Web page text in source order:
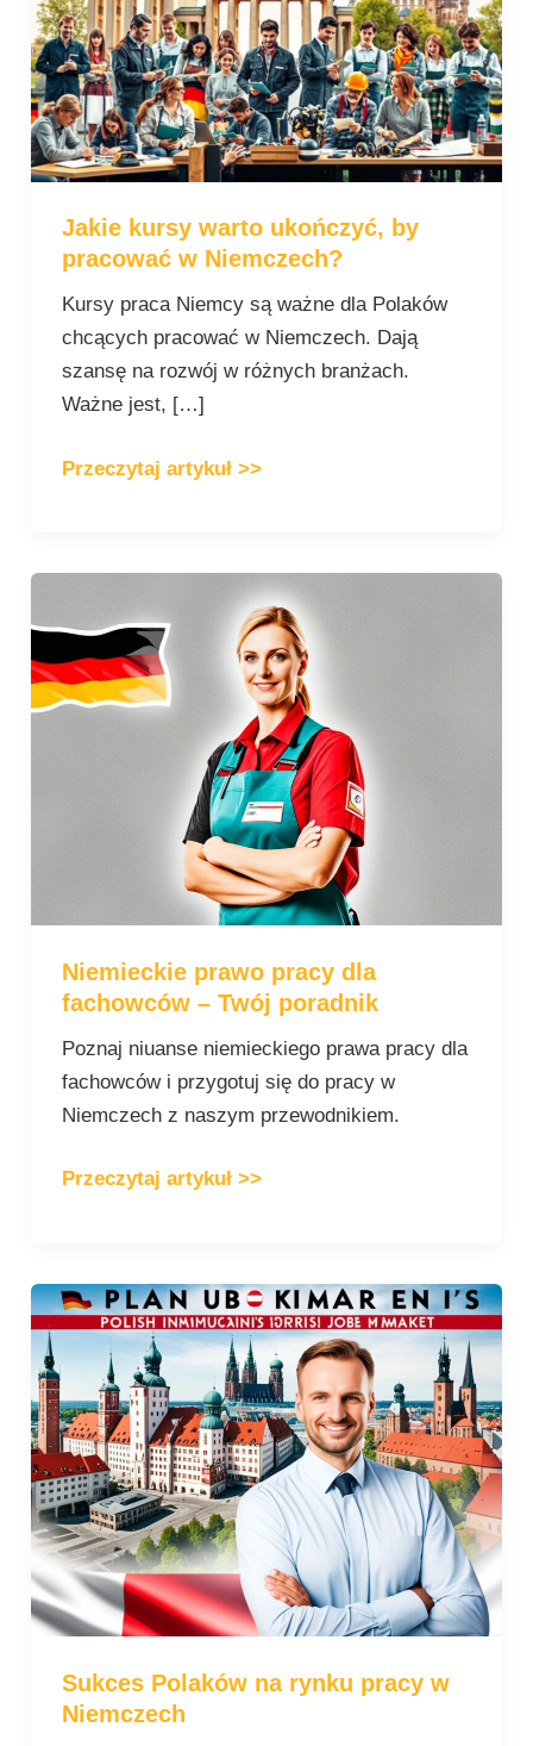
Jakie kursy warto ukończyć, by
pracować w Niemczech?
Kursy praca Niemcy są ważne dla Polaków
chcących pracować w Niemczech. Dają
szansę na rozwój w różnych branżach.
Ważne jest, […]
ukończyć,
by
pracować
w
Niemczech?
Przeczytaj artykuł >>
Niemieckie prawo pracy dla
fachowców – Twój poradnik
Poznaj niuanse niemieckiego prawa pracy dla
fachowców i przygotuj się do pracy w
Niemczech z naszym przewodnikiem.
prawo
pracy
dla
fachowców
Przeczytaj artykuł >>
Sukces Polaków na rynku pracy w
Niemczech
Sukces
Polaków
na
rynku
pracy
w
Niemczech